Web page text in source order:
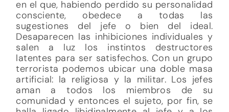
en el que, habiendo perdido su personalidad
consciente, obedece a todas las
sugestiones del jefe o bien del ideal.
Desaparecen las inhibiciones individuales y
salen a luz los instintos destructores
latentes para ser satisfechos. Con un grupo
terrorista podemos ubicar una doble masa
artificial: la religiosa y la militar. Los jefes
aman a todos los miembros de su
comunidad y entonces el sujeto, por fin, se